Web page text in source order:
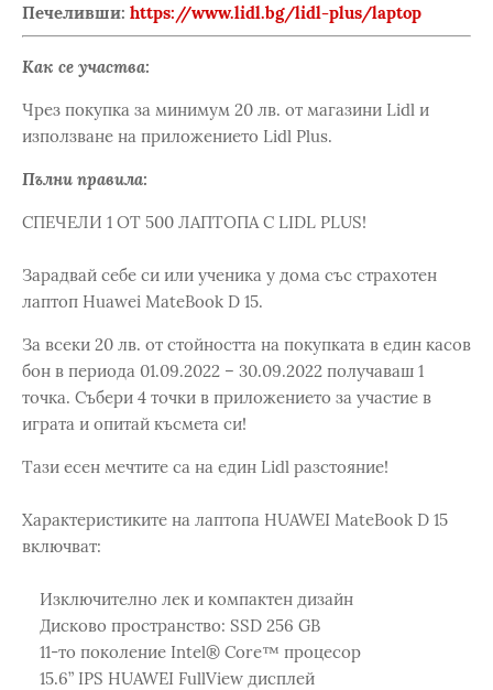
Печеливши: https://www.lidl.bg/lidl-plus/laptop
Как се участва:
Чрез покупка за минимум 20 лв. от магазини Lidl и
използване на приложението Lidl Plus.
Пълни правила:
СПЕЧЕЛИ 1 ОТ 500 ЛАПТОПА С LIDL PLUS!
Зарадвай себе си или ученика у дома със страхотен
лаптоп Huawei MateBook D 15.
За всеки 20 лв. от стойността на покупката в един касов
бон в периода 01.09.2022 – 30.09.2022 получаваш 1
точка. Събери 4 точки в приложението за участие в
играта и опитай късмета си!
Тази есен мечтите са на един Lidl разстояние!
Характеристиките на лаптопа HUAWEI MateBook D 15
включват:
Изключително лек и компактен дизайн
Дисково пространство: SSD 256 GB
11-то поколение Intel® Core™ процесор
15.6” IPS HUAWEI FullView дисплей